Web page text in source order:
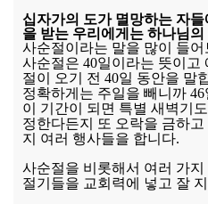
십자가의 도가 멸망하는 자
을 받는 우리에게는 하나님의
사순절이라는 말을 많이 들
사순절은 40일이라는 뜻이고
절이 오기 전 40일 동안을 말
정확하게는 주일을 빼니까
이 기간이 되면 특별 새벽기
정한다든지 또 오락을 금하
지 여러 행사들을 합니다.
사순절을 비롯해서 여러 가
절기들을 교회력에 넣고 잘